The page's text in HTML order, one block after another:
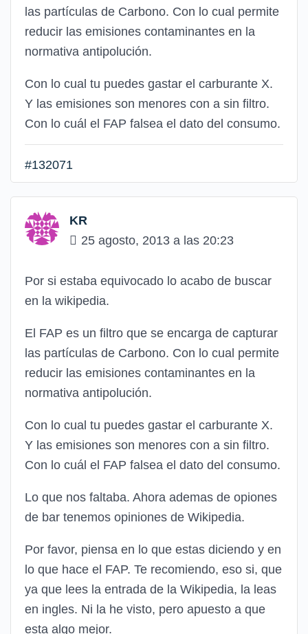
las partículas de Carbono. Con lo cual permite
reducir las emisiones contaminantes en la
normativa antipolución.
Con lo cual tu puedes gastar el carburante X.
Y las emisiones son menores con a sin filtro.
Con lo cuál el FAP falsea el dato del consumo.
#132071
KR
25 agosto, 2013 a las 20:23
Por si estaba equivocado lo acabo de buscar
en la wikipedia.
El FAP es un filtro que se encarga de capturar
las partículas de Carbono. Con lo cual permite
reducir las emisiones contaminantes en la
normativa antipolución.
Con lo cual tu puedes gastar el carburante X.
Y las emisiones son menores con a sin filtro.
Con lo cuál el FAP falsea el dato del consumo.
Lo que nos faltaba. Ahora ademas de opiones
de bar tenemos opiniones de Wikipedia.
Por favor, piensa en lo que estas diciendo y en
lo que hace el FAP. Te recomiendo, eso si, que
ya que lees la entrada de la Wikipedia, la leas
en ingles. Ni la he visto, pero apuesto a que
esta algo mejor.